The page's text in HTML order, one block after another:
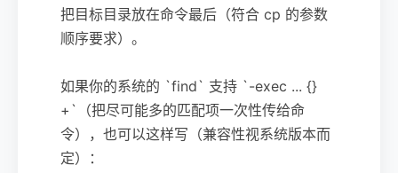
把目标目录放在命令最后（符合 cp 的参数
顺序要求）。
如果你的系统的 `find` 支持 `-exec ... {}
+`（把尽可能多的匹配项一次性传给命
令），也可以这样写（兼容性视系统版本而
定）：